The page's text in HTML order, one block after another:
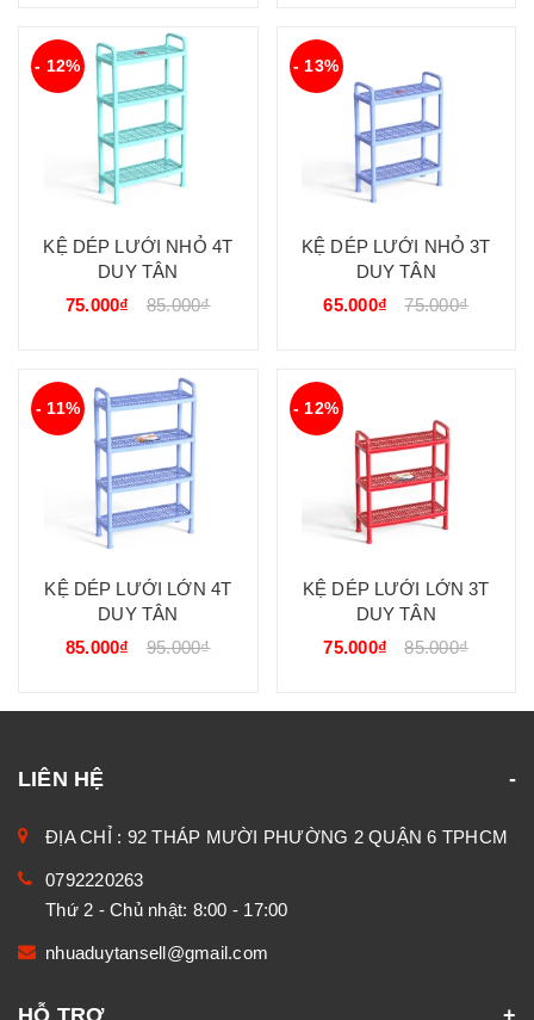
- 12%
KỆ DÉP LƯỚI NHỎ 4T
DUY TÂN
75.000₫
85.000₫
- 13%
KỆ DÉP LƯỚI NHỎ 3T
DUY TÂN
65.000₫
75.000₫
- 11%
KỆ DÉP LƯỚI LỚN 4T
DUY TÂN
85.000₫
95.000₫
- 12%
KỆ DÉP LƯỚI LỚN 3T
DUY TÂN
75.000₫
85.000₫
LIÊN HỆ
ĐỊA CHỈ : 92 THÁP MƯỜI PHƯỜNG 2 QUẬN 6 TPHCM
0792220263
Thứ 2 - Chủ nhật: 8:00 - 17:00
nhuaduytansell@gmail.com
HỖ TRỢ